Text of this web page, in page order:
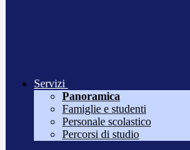
Servizi
Panoramica
Famiglie e studenti
Personale scolastico
Percorsi di studio